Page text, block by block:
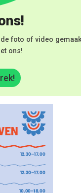
foto of video
ons!